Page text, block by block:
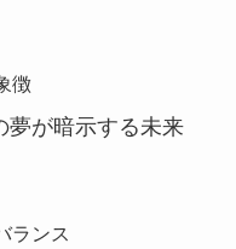
徴
夢が暗示する未来
ランス